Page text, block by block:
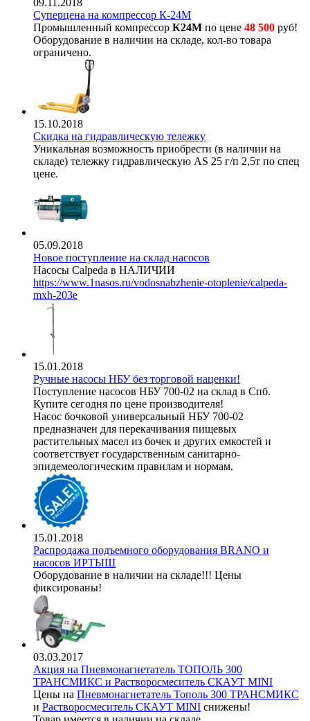
09.11.2018
Суперцена на компрессор К-24М
Промышленный компрессор К24М по цене 48 500 руб!
Оборудование в наличии на складе, кол-во товара
ограничено.
15.10.2018
Скидка на гидравлическую тележку
Уникальная возможность приобрести (в наличии на
складе) тележку гидравлическую AS 25 г/п 2,5т по спец
цене.
05.09.2018
Новое поступление на склад насосов
Насосы Calpeda в НАЛИЧИИ
https://www.1nasos.ru/vodosnabzhenie-otoplenie/calpeda-
mxh-203e
15.01.2018
Ручные насосы НБУ без торговой наценки!
Поступление насосов НБУ 700-02 на склад в Спб.
Купите сегодня по цене производителя!
Насос бочковой универсальный НБУ 700-02
предназначен для перекачивания пищевых
растительных масел из бочек и других емкостей и
соответствует государственным санитарно-
эпидемеологическим правилам и нормам.
15.01.2018
Распродажа подъемного оборудования BRANO и
насосов ИРТЫШ
Оборудование в наличии на складе!!! Цены
фиксированы!
03.03.2017
Акция на Пневмонагнетатель ТОПОЛЬ 300
ТРАНСМИКС и Растворосмеситель СКАУТ MINI
Цены на Пневмонагнетатель Тополь 300 ТРАНСМИКС
и Растворосмеситель СКАУТ MINI снижены!